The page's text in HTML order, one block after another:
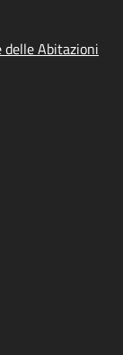
delle Abitazioni